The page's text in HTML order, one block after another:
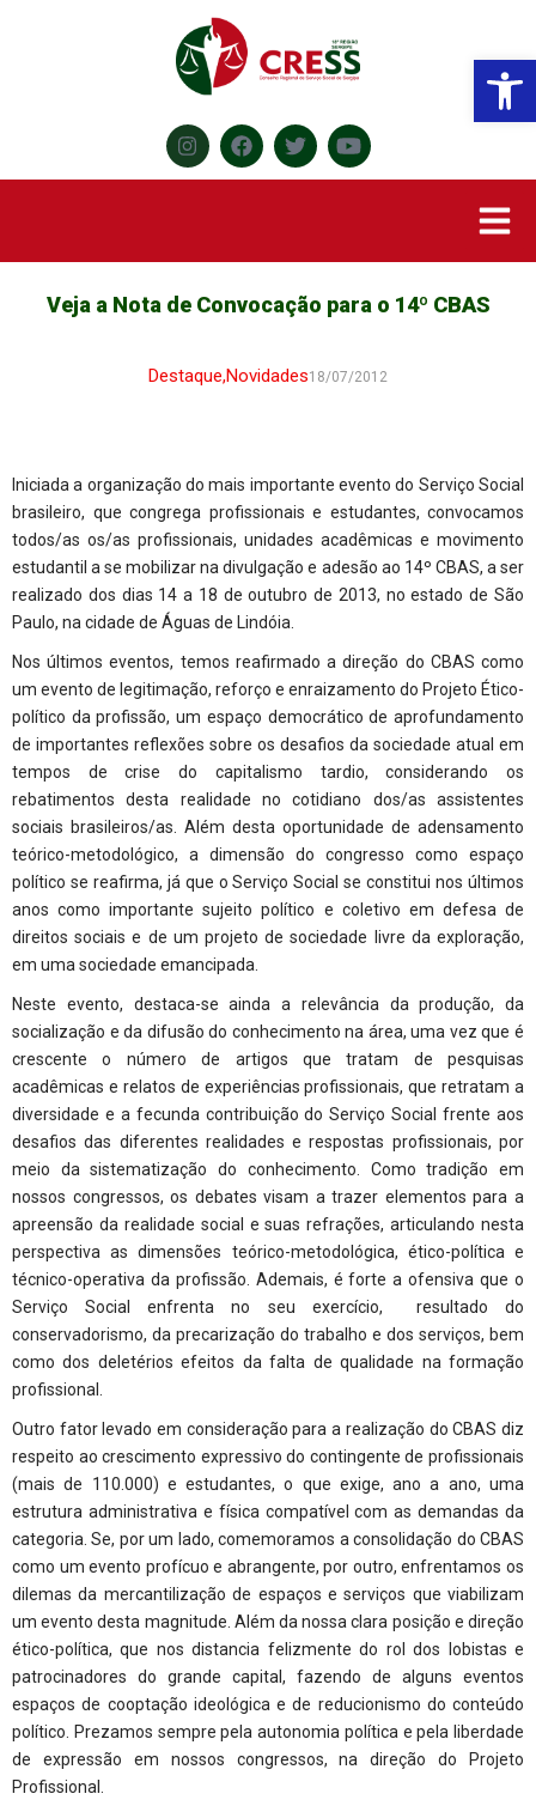
Veja a Nota de Convocação para o 14º CBAS
Destaque,Novidades18/07/2012
Iniciada a organização do mais importante evento do Serviço Social
brasileiro, que congrega profissionais e estudantes, convocamos
todos/as os/as profissionais, unidades acadêmicas e movimento
estudantil a se mobilizar na divulgação e adesão ao 14º CBAS, a ser
realizado dos dias 14 a 18 de outubro de 2013, no estado de São
Paulo, na cidade de Águas de Lindóia.
Nos últimos eventos, temos reafirmado a direção do CBAS como
um evento de legitimação, reforço e enraizamento do Projeto Ético-
político da profissão, um espaço democrático de aprofundamento
de importantes reflexões sobre os desafios da sociedade atual em
tempos de crise do capitalismo tardio, considerando os
rebatimentos desta realidade no cotidiano dos/as assistentes
sociais brasileiros/as. Além desta oportunidade de adensamento
teórico-metodológico, a dimensão do congresso como espaço
político se reafirma, já que o Serviço Social se constitui nos últimos
anos como importante sujeito político e coletivo em defesa de
direitos sociais e de um projeto de sociedade livre da exploração,
em uma sociedade emancipada.
Neste evento, destaca-se ainda a relevância da produção, da
socialização e da difusão do conhecimento na área, uma vez que é
crescente o número de artigos que tratam de pesquisas
acadêmicas e relatos de experiências profissionais, que retratam a
diversidade e a fecunda contribuição do Serviço Social frente aos
desafios das diferentes realidades e respostas profissionais, por
meio da sistematização do conhecimento. Como tradição em
nossos congressos, os debates visam a trazer elementos para a
apreensão da realidade social e suas refrações, articulando nesta
perspectiva as dimensões teórico-metodológica, ético-política e
técnico-operativa da profissão. Ademais, é forte a ofensiva que o
Serviço Social enfrenta no seu exercício, resultado do
conservadorismo, da precarização do trabalho e dos serviços, bem
como dos deletérios efeitos da falta de qualidade na formação
profissional.
Outro fator levado em consideração para a realização do CBAS diz
respeito ao crescimento expressivo do contingente de profissionais
(mais de 110.000) e estudantes, o que exige, ano a ano, uma
estrutura administrativa e física compatível com as demandas da
categoria. Se, por um lado, comemoramos a consolidação do CBAS
como um evento profícuo e abrangente, por outro, enfrentamos os
dilemas da mercantilização de espaços e serviços que viabilizam
um evento desta magnitude. Além da nossa clara posição e direção
ético-política, que nos distancia felizmente do rol dos lobistas e
patrocinadores do grande capital, fazendo de alguns eventos
espaços de cooptação ideológica e de reducionismo do conteúdo
político. Prezamos sempre pela autonomia política e pela liberdade
de expressão em nossos congressos, na direção do Projeto
Profissional.